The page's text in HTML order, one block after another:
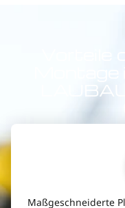
Maßgeschneiderte